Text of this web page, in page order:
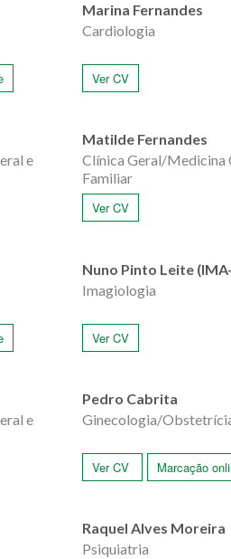
Marina Fernandes
Cardiologia
Ver CV
e
Matilde Fernandes
Clínica Geral/Medicina
Familiar
Ver CV
Nuno Pinto Leite
Imagiologia
Ver CV
e
Pedro Cabrita
Ginecologia/
Ver CV Marcação
Raquel Alves Moreira
Psiquiatria